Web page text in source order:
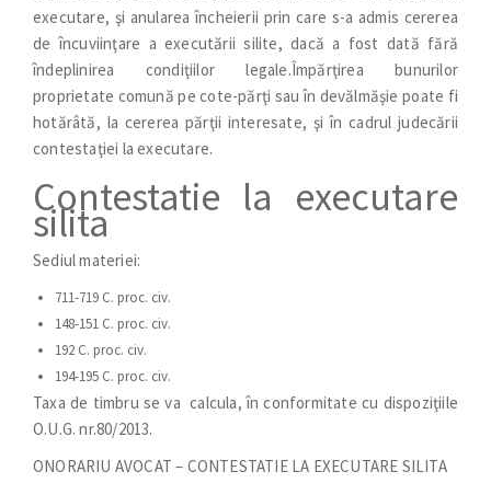
executare, şi anularea încheierii prin care s-a admis cererea
de încuviinţare a executării silite, dacă a fost dată fără
îndeplinirea condiţiilor legale.Împărţirea bunurilor
proprietate comună pe cote-părţi sau în devălmăşie poate fi
hotărâtă, la cererea părţii interesate, şi în cadrul judecării
contestaţiei la executare.
Contestatie la executare
silita
Sediul materiei:
711-719 C. proc. civ.
148-151 C. proc. civ.
192 C. proc. civ.
194-195 C. proc. civ.
Taxa de timbru se va calcula, în conformitate cu dispoziţiile
O.U.G. nr.80/2013.
ONORARIU AVOCAT – CONTESTATIE LA EXECUTARE SILITA